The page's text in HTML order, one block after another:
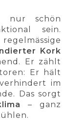
nur schön
sein.
Kork
Er zählt
Er hält
im
Das sorgt
– ganz